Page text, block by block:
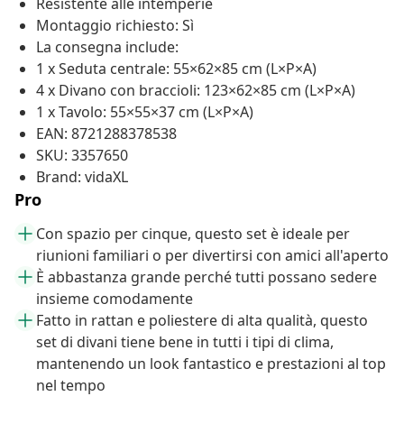
Montaggio richiesto: Sì
La consegna include:
1 x Seduta centrale: 55×62×85 cm (L×P×A)
4 x Divano con braccioli: 123×62×85 cm (L×P×A)
1 x Tavolo: 55×55×37 cm (L×P×A)
EAN: 8721288378538
SKU: 3357650
Brand: vidaXL
Pro
Con spazio per cinque, questo set è ideale per
riunioni familiari o per divertirsi con amici all'aperto
È abbastanza grande perché tutti possano sedere
insieme comodamente
Fatto in rattan e poliestere di alta qualità, questo
set di divani tiene bene in tutti i tipi di clima,
mantenendo un look fantastico e prestazioni al top
nel tempo